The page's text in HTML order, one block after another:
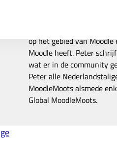
op het gebied van
Moodle heeft. Peter
wat er in de community
Peter alle
MoodleMoots alsmede
Global MoodleMoots.